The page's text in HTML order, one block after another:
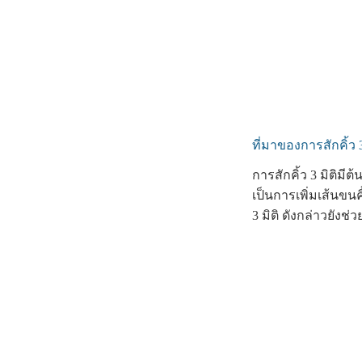
ที่มาของการสักคิ้ว
การสักคิ้ว 3 มิติมีต้
เป็นการเพิ่มเส้นข
3 มิติ ดังกล่าวยังช่